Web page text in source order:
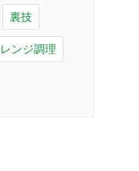
裏技
ンジ調理